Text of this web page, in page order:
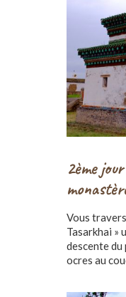
2ème
Vous
Tasarkhai »
descente du
ocres au